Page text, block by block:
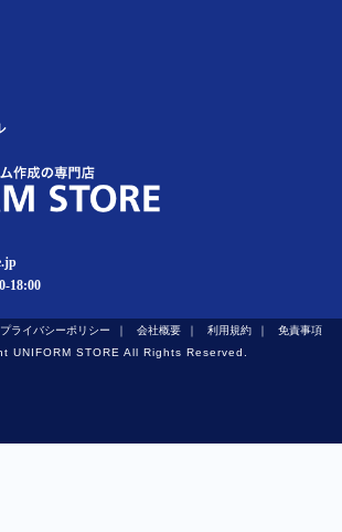
18:00
プライバシーポリシー 会社概要 利用規約
免責事項
UNIFORM STORE All Rights Reserved.